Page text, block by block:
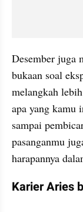
Desember juga
bukaan soal
melangkah
apa yang kamu
sampai
pasanganmu
harapannya
Karier Aries